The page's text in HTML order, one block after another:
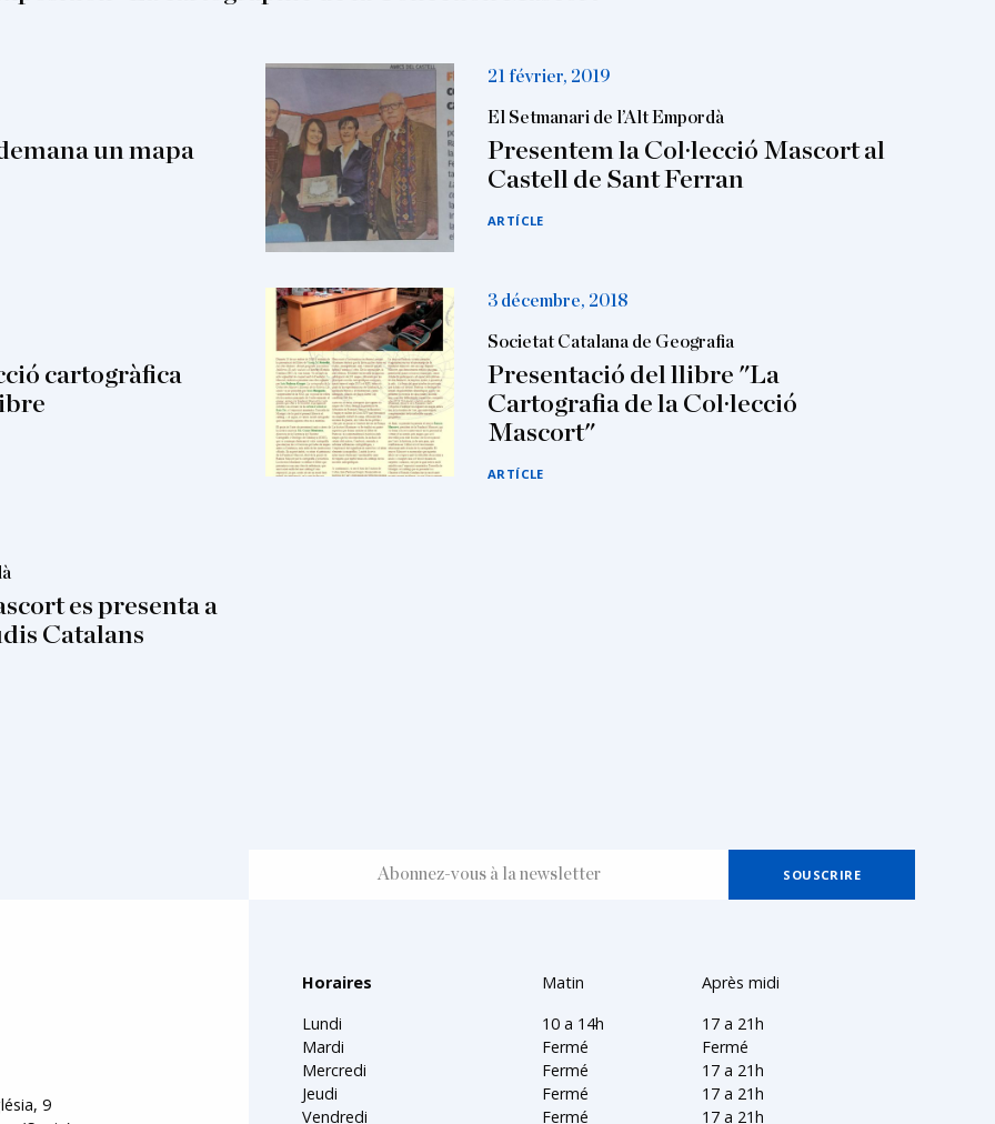
un mapa
21 février, 2019
El Setmanari de l’Alt Empordà
Presentem la Col·lecció Mascort al
Castell de Sant Ferran
ARTÍCLE
cartogràfica
3 décembre, 2018
Societat Catalana de Geografia
Presentació del llibre "La
Cartografia de la Col·lecció
Mascort"
ARTÍCLE
es presenta a
Catalans
9
Horaires Matin
Après midi
Lundi
10 a 14h
17 a 21h
Mardi
Fermé
Fermé
Mercredi
Fermé
17 a 21h
Jeudi
Fermé
17 a 21h
Vendredi
Fermé 17 a 21h